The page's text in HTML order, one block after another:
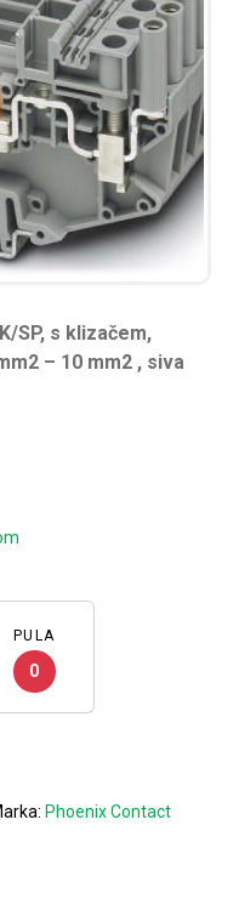
SP, s klizačem,
– 10 mm2 , siva
PULA
0
SP, s klizačem, vijčani
Phoenix Contact